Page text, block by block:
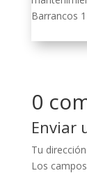
Barrancos
0
Enviar
Tu
Los